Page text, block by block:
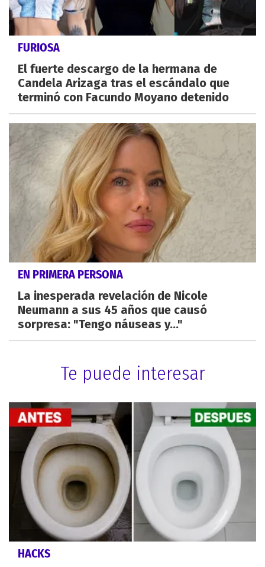
FURIOSA
El fuerte descargo de la hermana de
Candela Arizaga tras el escándalo que
terminó con Facundo Moyano detenido
EN PRIMERA PERSONA
La inesperada revelación de Nicole
Neumann a sus 45 años que causó
sorpresa: "Tengo náuseas y..."
Te puede interesar
HACKS